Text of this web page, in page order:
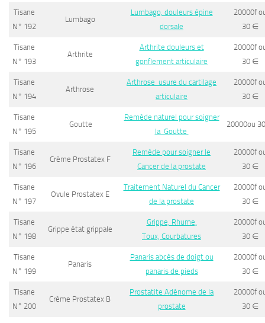
Tisane
N° 192
Lumbago
Lumbago, douleurs épine
dorsale
20000f
30 ∈
Tisane
N° 193
Arthrite
Arthrite douleurs et
gonflement articulaire
20000f
30 ∈
Tisane
N° 194
Arthrose
Arthrose usure du cartilage
articulaire
20000f
30 ∈
Tisane
N° 195
Goutte
Remède naturel pour soigner
la Goutte
20000ou
Tisane
N° 196
Crème Prostatex F
Remède pour soigner le
Cancer de la prostate
20000f
30 ∈
Tisane
N° 197
Ovule Prostatex E
Traitement Naturel du Cancer
de la prostate
20000f
30 ∈
Tisane
N° 198
Grippe état grippale
Grippe, Rhume,
Toux, Courbatures
20000f
30 ∈
Tisane
N° 199
Panaris
Panaris abcès de doigt ou
panaris de pieds
20000f
30 ∈
Tisane
N° 200
Crème Prostatex B
Prostatite Adénome de la
prostate
20000f
30 ∈